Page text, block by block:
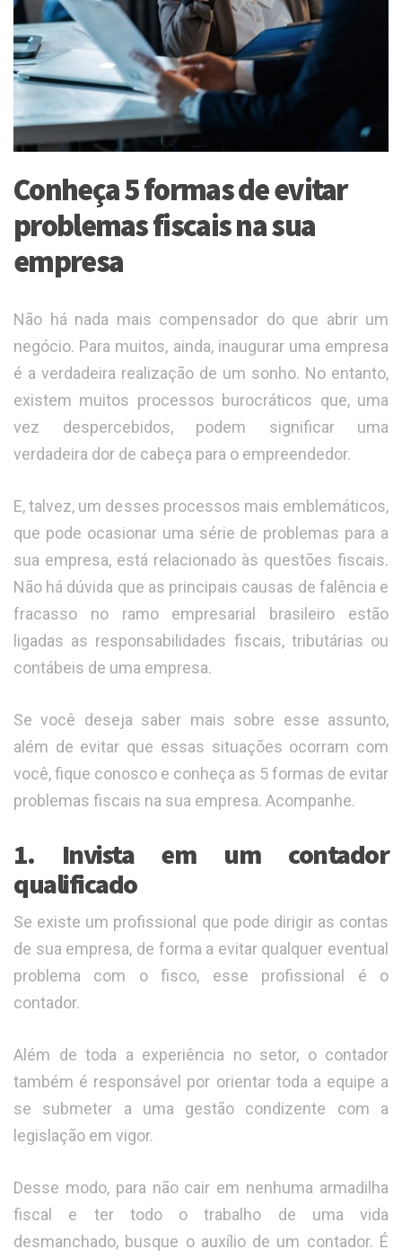
Conheça 5 formas de evitar
problemas fiscais na sua
empresa
Não há nada mais compensador do que abrir um
negócio. Para muitos, ainda, inaugurar uma empresa
é a verdadeira realização de um sonho. No entanto,
existem muitos processos burocráticos que, uma
vez despercebidos, podem significar uma
verdadeira dor de cabeça para o empreendedor.
E, talvez, um desses processos mais emblemáticos,
que pode ocasionar uma série de problemas para a
sua empresa, está relacionado às questões fiscais.
Não há dúvida que as principais causas de falência e
fracasso no ramo empresarial brasileiro estão
ligadas as responsabilidades fiscais, tributárias ou
contábeis de uma empresa.
Se você deseja saber mais sobre esse assunto,
além de evitar que essas situações ocorram com
você, fique conosco e conheça as 5 formas de evitar
problemas fiscais na sua empresa. Acompanhe.
1. Invista em um contador
qualificado
Se existe um profissional que pode dirigir as contas
de sua empresa, de forma a evitar qualquer eventual
problema com o fisco, esse profissional é o
contador.
Além de toda a experiência no setor, o contador
também é responsável por orientar toda a equipe a
se submeter a uma gestão condizente com a
legislação em vigor.
Desse modo, para não cair em nenhuma armadilha
fiscal e ter todo o trabalho de uma vida
desmanchado, busque o auxílio de um contador. É